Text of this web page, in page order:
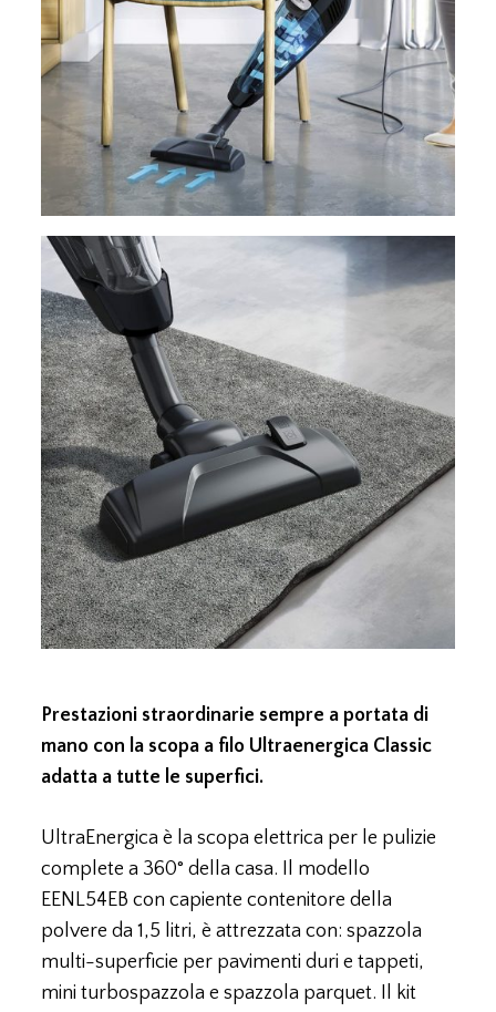
Prestazioni straordinarie sempre a portata di
mano con la scopa a filo Ultraenergica Classic
adatta a tutte le superfici.
UltraEnergica è la scopa elettrica per le pulizie
complete a 360° della casa. Il modello
EENL54EB con capiente contenitore della
polvere da 1,5 litri, è attrezzata con: spazzola
multi-superficie per pavimenti duri e tappeti,
mini turbospazzola e spazzola parquet. Il kit